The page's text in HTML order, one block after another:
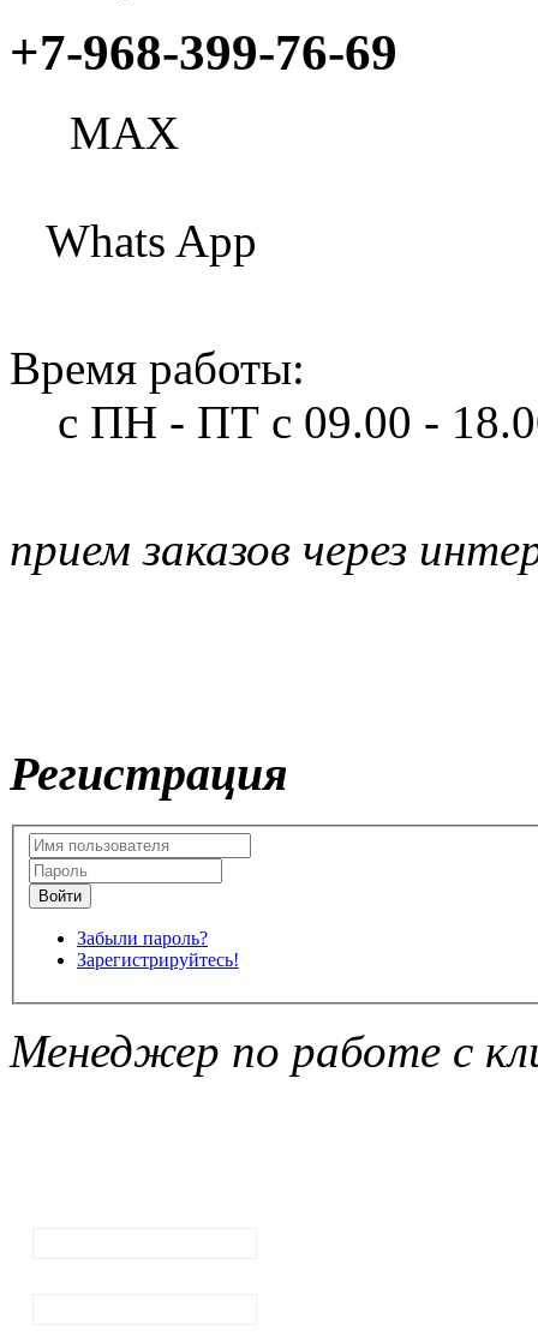
+7-968-399-76-69
МАХ
Whats App
Время работы:
с ПН - ПТ с 09.00 -
прием заказов через
Регистрация
Забыли пароль?
Зарегистрируйтесь!
Менеджер по работе с